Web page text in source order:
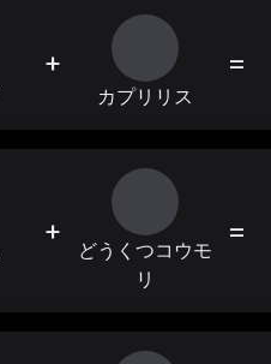
+
カプリリス
=
+
どうくつコウモ
リ
=